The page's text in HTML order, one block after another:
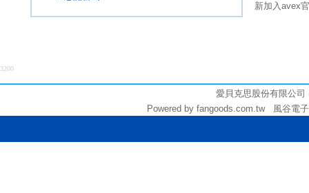
新加入avex
3200
愛貝克思股份有限公
Powered by fangoods.com.tw 風谷電子商